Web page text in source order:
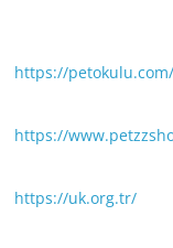
https://petokulu.com/
https://
https://uk.org.tr/